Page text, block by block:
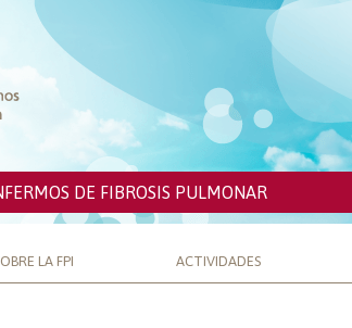
DE FIBROSIS PULMONAR
LA FPI ACTIVIDADES